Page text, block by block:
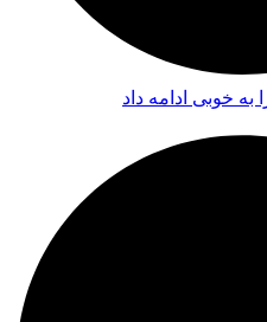
خوبی ادامه داد